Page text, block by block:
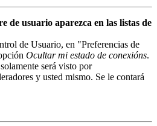
de usuario aparezca en las listas de
de Usuario, en "Preferencias de
Ocultar mi estado de conexións.
será visto por
y usted mismo. Se le contará